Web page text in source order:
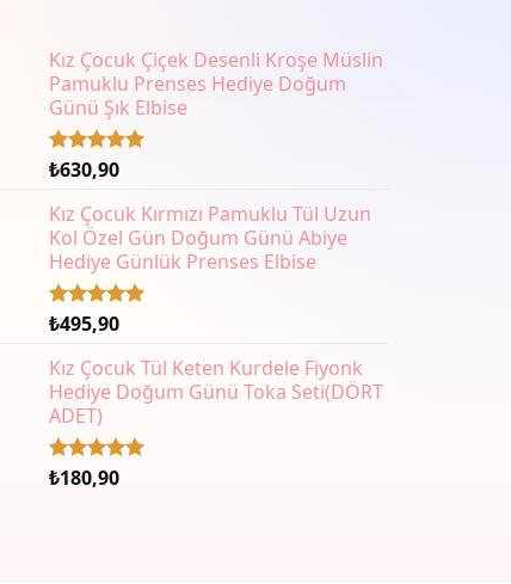
Kız Çocuk Çiçek Desenli Kroşe Müslin
Pamuklu Prenses Hediye Doğum
Günü Şık Elbise
5 üzerinden
aldı
₺630,90
Kız Çocuk Kırmızı Pamuklu Tül Uzun
Kol Özel Gün Doğum Günü Abiye
Hediye Günlük Prenses Elbise
5 üzerinden
aldı
₺495,90
Kız Çocuk Tül Keten Kurdele Fiyonk
Hediye Doğum Günü Toka Seti(DÖRT
ADET)
5 üzerinden
₺180,90